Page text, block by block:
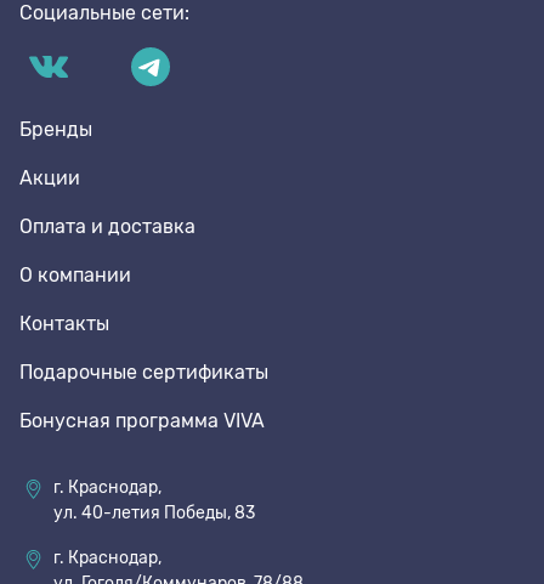
Социальные сети:
Бренды
Акции
Оплата и доставка
О компании
Контакты
Подарочные сертификаты
Бонусная программа VIVA
г. Краснодар,
ул. 40-летия Победы, 83
г. Краснодар,